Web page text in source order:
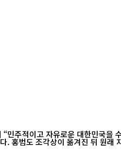
주적이고 자유로운 대한민국을
각상이 옮겨진 뒤 원래 자리에는